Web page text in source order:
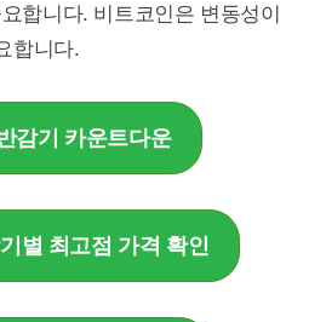
합니다. 비트코인은 변동성이
합니다.
감기 카운트다운
별 최고점 가격 확인